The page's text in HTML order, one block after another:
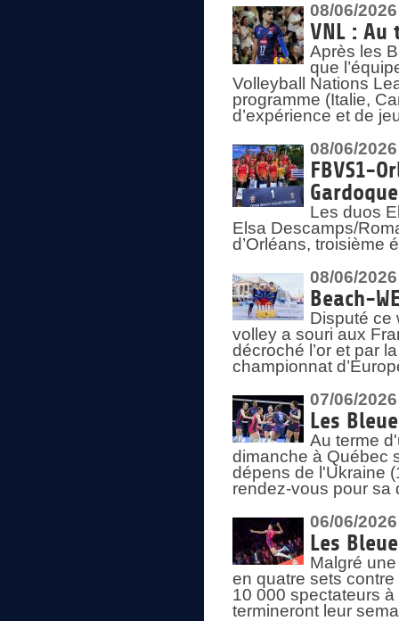
08/06/2026
VNL : Au
Après les
que
Volleyball Nations
programme (Italie,
d’expérience et de
08/06/2026
FBVS1-
Les duos
Elsa Descamps/
d’Orléans, troisième
08/06/2026
Beach-
Disputé ce
volley a souri aux
décroché l’or et par
championnat
07/06/2026
Les
Au terme
dimanche à Québec
dépens de l'Ukraine
rendez-vous pour sa
06/06/2026
Les
Malgré
en quatre sets
10 000 spectateurs
termineront leur